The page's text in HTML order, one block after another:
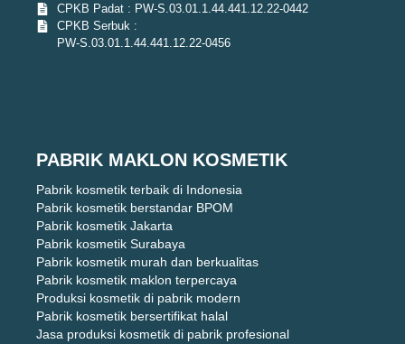
CPKB Padat : PW-S.03.01.1.44.441.12.22-0442
CPKB Serbuk :
PW-S.03.01.1.44.441.12.22-0456
PABRIK MAKLON KOSMETIK
Pabrik kosmetik terbaik di Indonesia
Pabrik kosmetik berstandar BPOM
Pabrik kosmetik Jakarta
Pabrik kosmetik Surabaya
Pabrik kosmetik murah dan berkualitas
Pabrik kosmetik maklon terpercaya
Produksi kosmetik di pabrik modern
Pabrik kosmetik bersertifikat halal
Jasa produksi kosmetik di pabrik profesional